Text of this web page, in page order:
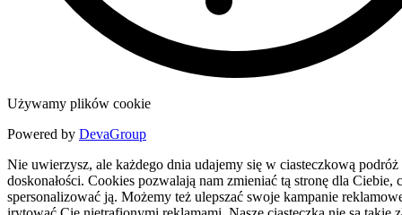
Używamy plików cookie
Powered by DevaGroup
Nie uwierzysz, ale każdego dnia udajemy się w ciasteczkową podróż
doskonałości. Cookies pozwalają nam zmieniać tą stronę dla Ciebie,
spersonalizować ją. Możemy też ulepszać swoje kampanie